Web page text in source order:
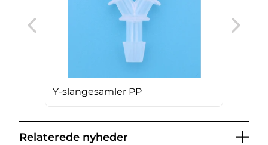
Y-slangesamler PP
Relaterede nyheder